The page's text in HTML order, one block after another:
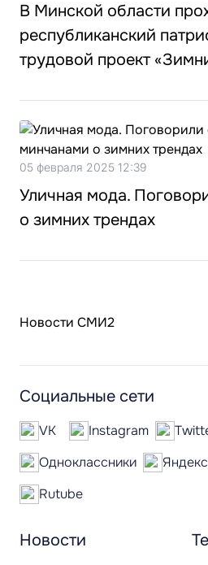
В Минской области
республиканский
трудовой проект
05 февраля 2025 12:39
Уличная мода.
о зимних трендах
Новости СМИ2
Новости
Социальные сети
VK Instagram
Одноклассники
Rutube